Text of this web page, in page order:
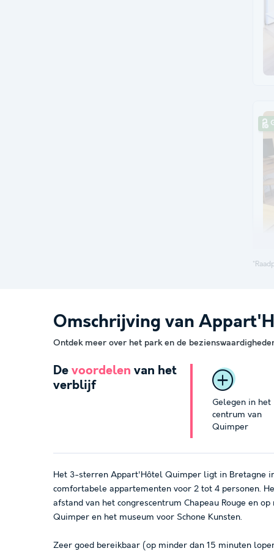
Omschrijving van
Ontdek meer over het park en de
De voordelen van het
verblijf
Gelegen in het
centrum van
Quimper
Het 3-sterren Appart'Hôtel Quimper ligt in Bretagne
comfortabele appartementen voor 2 tot 4 personen.
afstand van het congrescentrum Chapeau Rouge en
Quimper en het museum voor Schone Kunsten.
Zeer goed bereikbaar (op minder dan 15 minuten